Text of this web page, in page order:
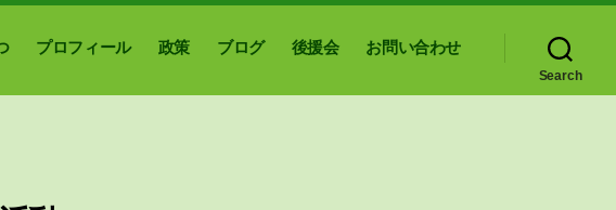
プロフィール 政策 ブログ 後援会 お問い合わせ
Search